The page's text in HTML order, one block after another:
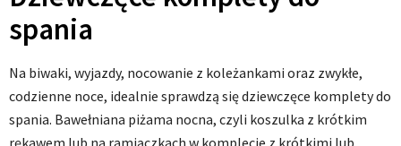
spania
Na biwaki, wyjazdy, nocowanie z koleżankami oraz zwykłe,
codzienne noce, idealnie sprawdzą się dziewczęce komplety do
spania. Bawełniana piżama nocna, czyli koszulka z krótkim
rękawem lub na ramiączkach w komplecie z krótkimi lub